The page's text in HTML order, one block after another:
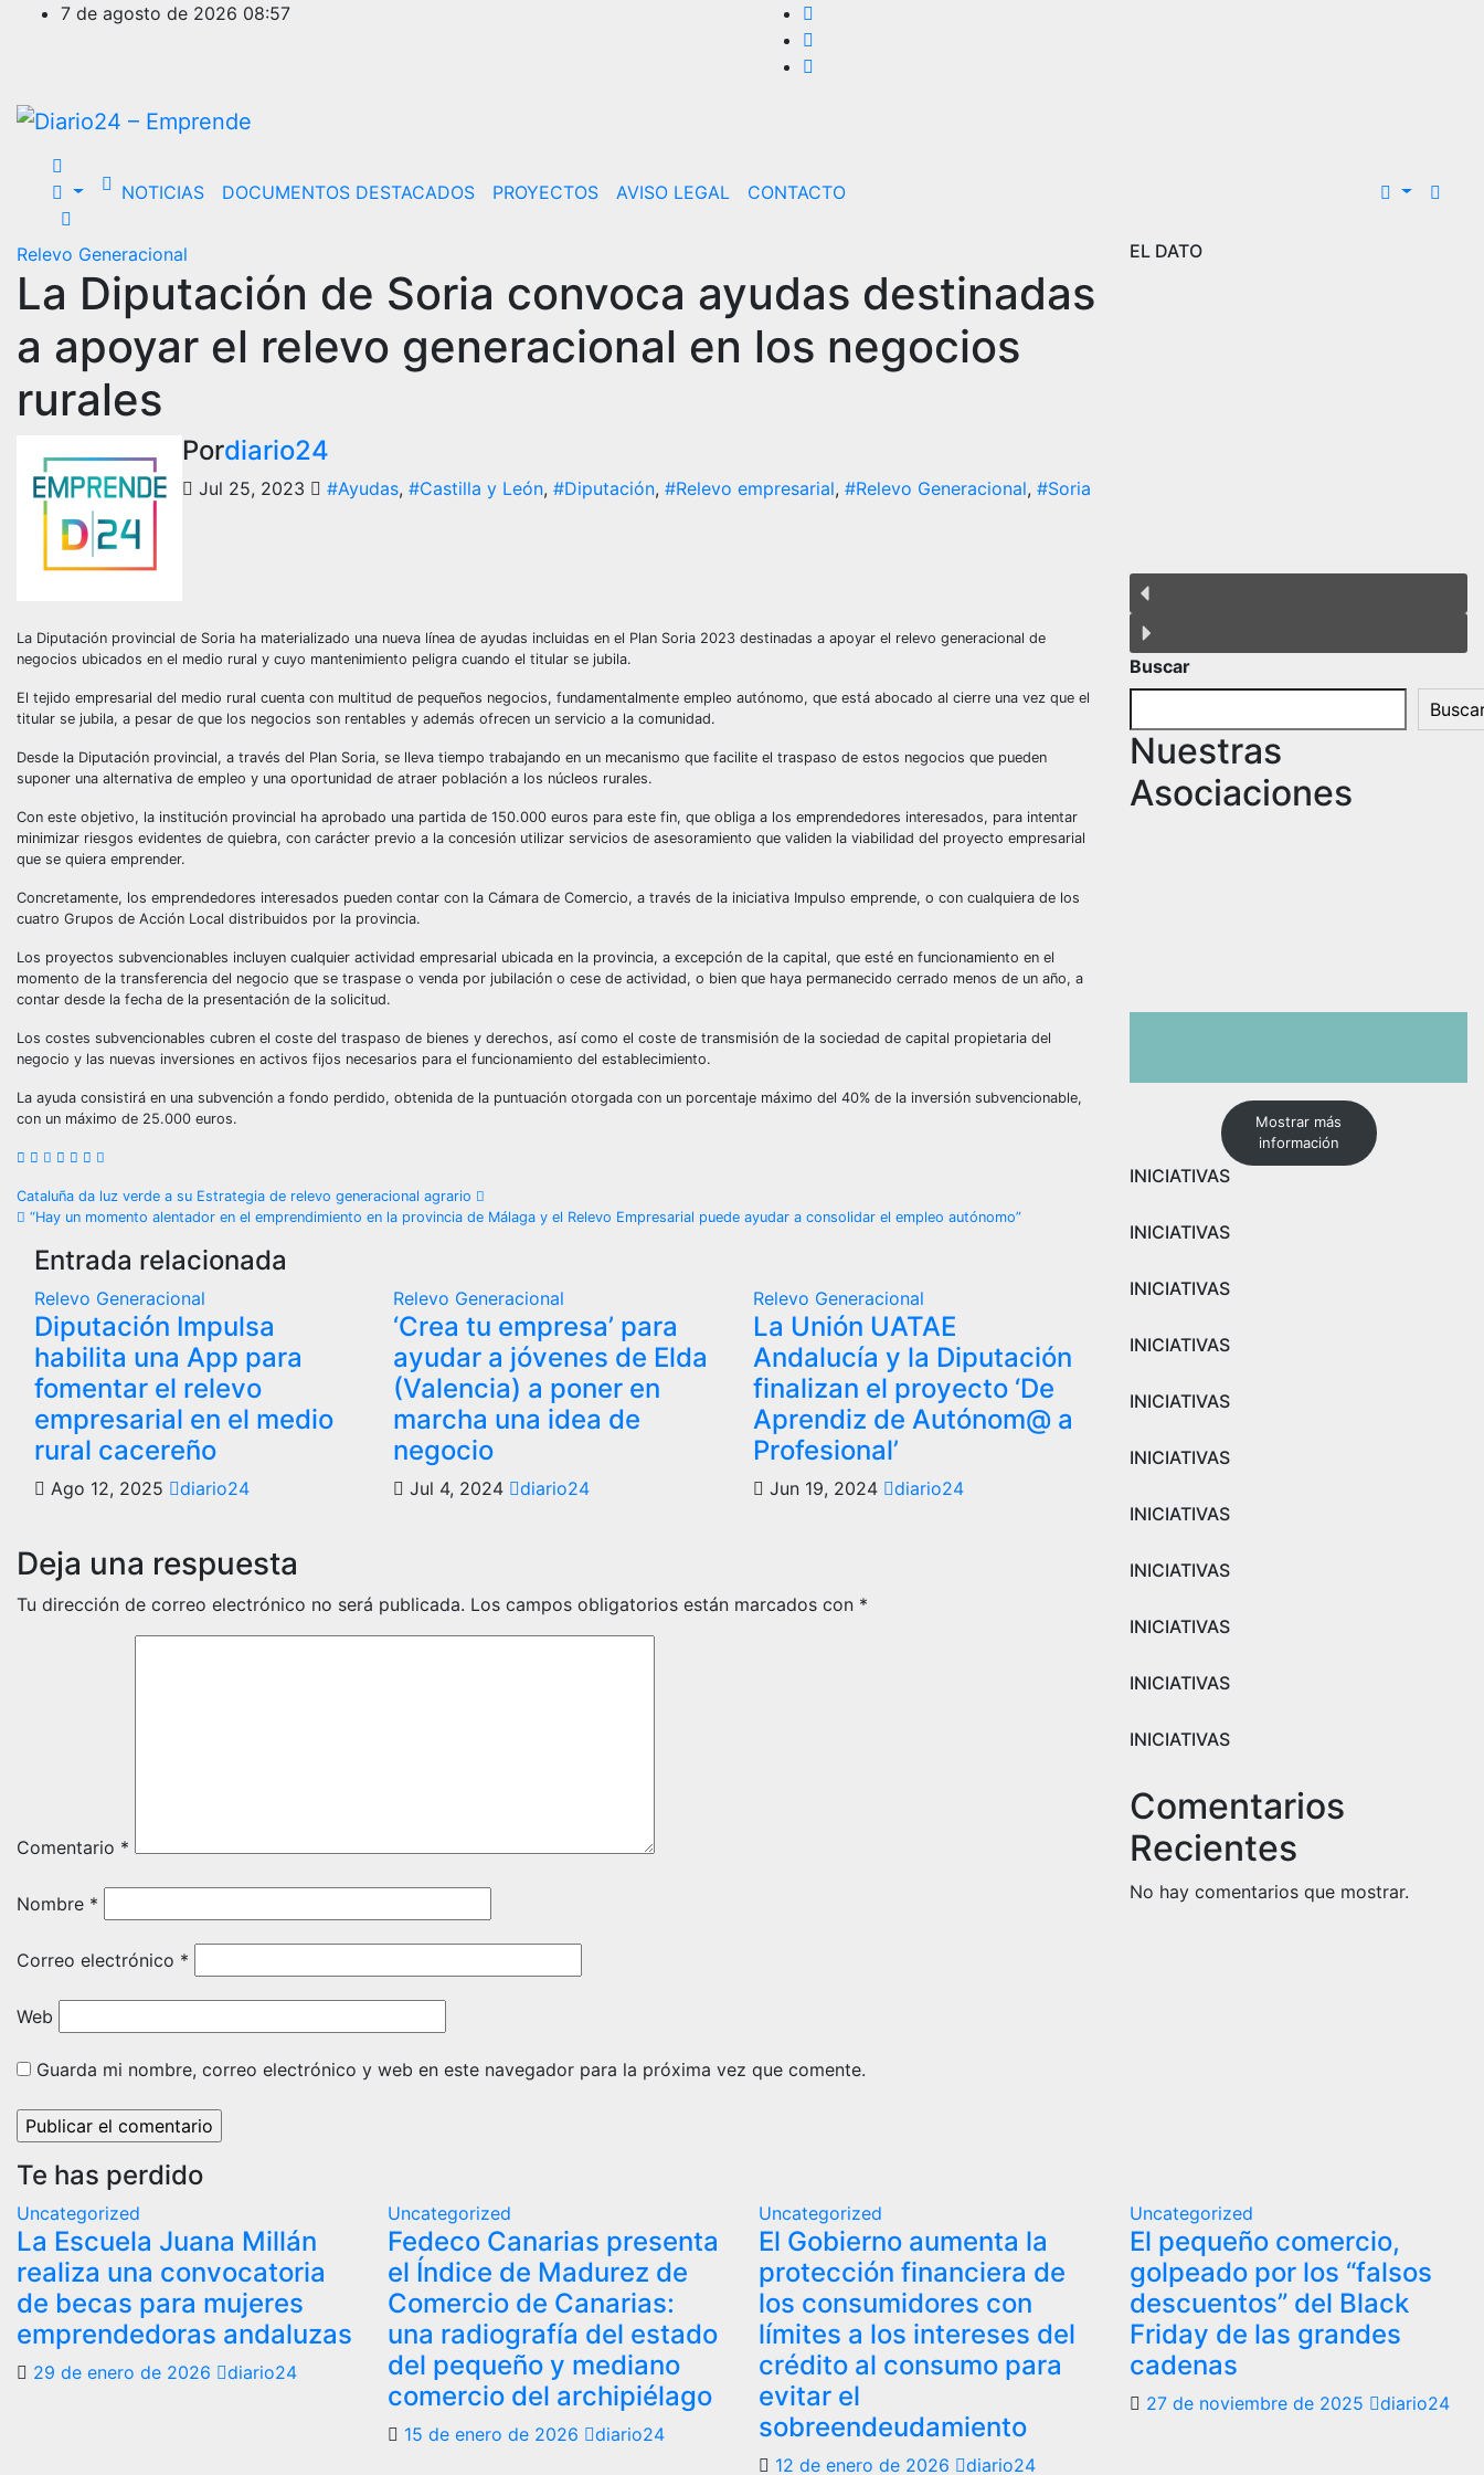
7 de agosto de 2026 08:57
NOTICIAS DOCUMENTOS DESTACADOS PROYECTOS AVISO LEGAL CONTACTO
Relevo Generacional
La Diputación de Soria convoca ayudas destinadas
a apoyar el relevo generacional en los negocios
rurales
Pordiario24
Jul 25, 2023 #Ayudas, #Castilla y León, #Diputación, #Relevo empresarial, #Relevo Generacional, #Soria
La Diputación provincial de Soria ha materializado una nueva línea de ayudas incluidas en el Plan Soria 2023 destinadas a apoyar el relevo generacional de
negocios ubicados en el medio rural y cuyo mantenimiento peligra cuando el titular se jubila.
El tejido empresarial del medio rural cuenta con multitud de pequeños negocios, fundamentalmente empleo autónomo, que está abocado al cierre una vez que el
titular se jubila, a pesar de que los negocios son rentables y además ofrecen un servicio a la comunidad.
Desde la Diputación provincial, a través del Plan Soria, se lleva tiempo trabajando en un mecanismo que facilite el traspaso de estos negocios que pueden
suponer una alternativa de empleo y una oportunidad de atraer población a los núcleos rurales.
Con este objetivo, la institución provincial ha aprobado una partida de 150.000 euros para este fin, que obliga a los emprendedores interesados, para intentar
minimizar riesgos evidentes de quiebra, con carácter previo a la concesión utilizar servicios de asesoramiento que validen la viabilidad del proyecto empresarial
que se quiera emprender.
Concretamente, los emprendedores interesados pueden contar con la Cámara de Comercio, a través de la iniciativa Impulso emprende, o con cualquiera de los
cuatro Grupos de Acción Local distribuidos por la provincia.
Los proyectos subvencionables incluyen cualquier actividad empresarial ubicada en la provincia, a excepción de la capital, que esté en funcionamiento en el
momento de la transferencia del negocio que se traspase o venda por jubilación o cese de actividad, o bien que haya permanecido cerrado menos de un año, a
contar desde la fecha de la presentación de la solicitud.
Los costes subvencionables cubren el coste del traspaso de bienes y derechos, así como el coste de transmisión de la sociedad de capital propietaria del
negocio y las nuevas inversiones en activos fijos necesarios para el funcionamiento del establecimiento.
La ayuda consistirá en una subvención a fondo perdido, obtenida de la puntuación otorgada con un porcentaje máximo del 40% de la inversión subvencionable,
con un máximo de 25.000 euros.
Navegación
de
entradas
Cataluña da luz verde a su Estrategia de relevo generacional agrario
“Hay un momento alentador en el emprendimiento en la provincia de Málaga y el Relevo Empresarial puede ayudar a consolidar el empleo autónomo”
Entrada relacionada
Relevo Generacional
Diputación Impulsa
habilita una App para
fomentar el relevo
empresarial en el medio
rural cacereño
Ago 12, 2025 diario24
Relevo Generacional
‘Crea tu empresa’ para
ayudar a jóvenes de Elda
(Valencia) a poner en
marcha una idea de
negocio
Jul 4, 2024 diario24
Relevo Generacional
La Unión UATAE
Andalucía y la Diputación
finalizan el proyecto ‘De
Aprendiz de Autónom@ a
Profesional’
Jun 19, 2024 diario24
Deja una respuesta
Tu dirección de correo electrónico no será publicada. Los campos obligatorios están marcados con *
Comentario *
Nombre *
Correo electrónico *
Web
Guarda mi nombre, correo electrónico y web en este navegador para la próxima vez que comente.
EL DATO
Buscar
Nuestras
Asociaciones
Mostrar más
información
INICIATIVAS
INICIATIVAS
INICIATIVAS
INICIATIVAS
INICIATIVAS
INICIATIVAS
INICIATIVAS
INICIATIVAS
INICIATIVAS
INICIATIVAS
INICIATIVAS
Comentarios
Recientes
No hay comentarios que mostrar.
Te has perdido
Uncategorized
La Escuela Juana Millán
realiza una convocatoria
de becas para mujeres
emprendedoras andaluzas
29 de enero de 2026 diario24
Uncategorized
Fedeco Canarias presenta
el Índice de Madurez de
Comercio de Canarias:
una radiografía del estado
del pequeño y mediano
comercio del archipiélago
15 de enero de 2026 diario24
Uncategorized
El Gobierno aumenta la
protección financiera de
los consumidores con
límites a los intereses del
crédito al consumo para
evitar el
sobreendeudamiento
12 de enero de 2026 diario24
Uncategorized
El pequeño comercio,
golpeado por los “falsos
descuentos” del Black
Friday de las grandes
cadenas
27 de noviembre de 2025 diario24